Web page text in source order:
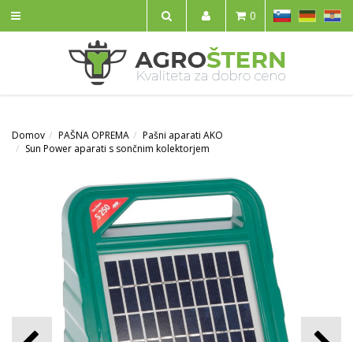
IŠČI
SL HR
0
Domov PAŠNA OPREMA
Pašni aparati AKO
Sun Power aparati s sončnim kolektorjem